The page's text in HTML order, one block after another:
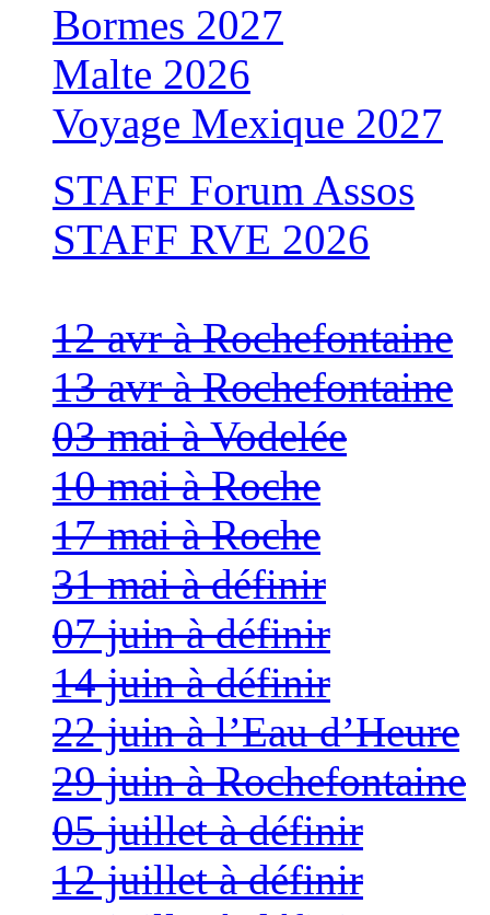
Bormes 2027
Malte 2026
Voyage Mexique 2027
STAFF Forum Assos
STAFF RVE 2026
12 avr à Rochefontaine
13 avr à Rochefontaine
03 mai à Vodelée
10 mai à Roche
17 mai à Roche
31 mai à définir
07 juin à définir
14 juin à définir
22 juin à l’Eau d’Heure
29 juin à Rochefontaine
05 juillet à définir
12 juillet à définir